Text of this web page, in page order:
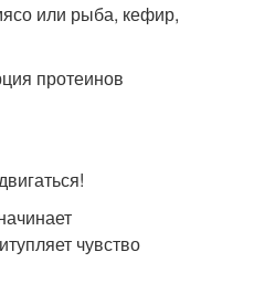
или рыба, кефир,
протеинов
чувство